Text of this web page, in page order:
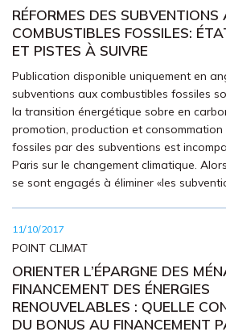
RÉFORMES DES SUBVENTIONS
COMBUSTIBLES FOSSILES:
ET PISTES À SUIVRE
Publication disponible uniquement en
subventions aux combustibles fossiles
la transition énergétique sobre en
promotion, production et consommation
fossiles par des subventions est
Paris sur le changement climatique.
se sont engagés à éliminer «les
11/10/2017
POINT CLIMAT
ORIENTER L’ÉPARGNE DES
FINANCEMENT DES ÉNERGIES
RENOUVELABLES : QUELLE
DU BONUS AU FINANCEMENT